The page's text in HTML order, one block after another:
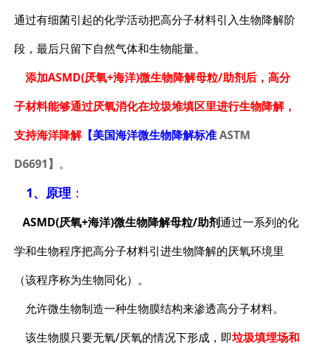
通过有细菌引起的化学活动把高分子材料引入生物降解阶
段，最后只留下自然气体和生物能量。
添加ASMD(厌氧+海洋)微生物降解母粒/助剂后，高分
子材料能够通过厌氧消化在垃圾堆填区里进行生物降解，
支持海洋降解【美国海洋微生物降解标准ASTM
D6691】 。
1、原理 ：
ASMD(厌氧+海洋)微生物降解母粒/助剂通过一系列的化
学和生物程序把高分子材料引进生物降解的厌氧环境里
（该程序称为生物同化）。
允许微生物制造一种生物膜结构来渗透高分子材料。
该生物膜只要无氧/厌氧的情况下形成，即垃圾填埋场和